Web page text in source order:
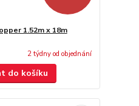
1.52m x 18m
2 týdny od objednání
do košíku